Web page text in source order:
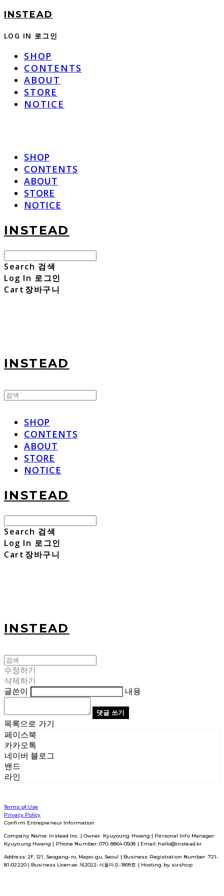
INSTEAD
LOG IN 로그인
SHOP
CONTENTS
ABOUT
STORE
NOTICE
SHOP
CONTENTS
ABOUT
STORE
NOTICE
INSTEAD
Search 검색
Log In 로그인
Cart 장바구니
INSTEAD
SHOP
CONTENTS
ABOUT
STORE
NOTICE
INSTEAD
Search 검색
Log In 로그인
Cart 장바구니
INSTEAD
수정하기
삭제하기
글쓴이
내용
댓글 쓰기
목록으로 가기
페이스북
카카오톡
네이버 블로그
밴드
라인
Terms of Use
Privacy Policy
Confirm Entrepreneur Information
Company Name: Instead Inc. | Owner: Kyuyoung Hwang | Personal Info Manager:
Kyuyoung Hwang | Phone Number: 070-8864-0508 | Email: hello@instead.kr
Address: 2F, 121, Seogang-ro, Mapo-gu, Seoul | Business Registration Number: 721-
81-02220| Business License: 제2022-서울마포-1899호 | Hosting by sixshop